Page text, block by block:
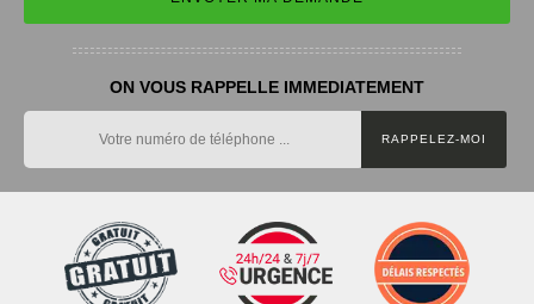
ON VOUS RAPPELLE IMMEDIATEMENT